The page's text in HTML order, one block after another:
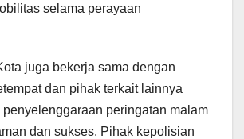
selama perayaan
juga bekerja sama dengan
dan pihak terkait lainnya
peringatan malam
dan sukses. Pihak kepolisian